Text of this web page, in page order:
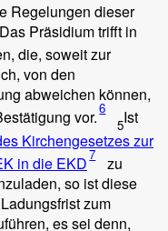
Regelungen dieser
Das Präsidium trifft in
die, soweit zur
von den
abweichen können,
vor.6
5Ist
Kirchengesetzes zur
in die EKD7
zu
so ist diese
zum
es sei denn,